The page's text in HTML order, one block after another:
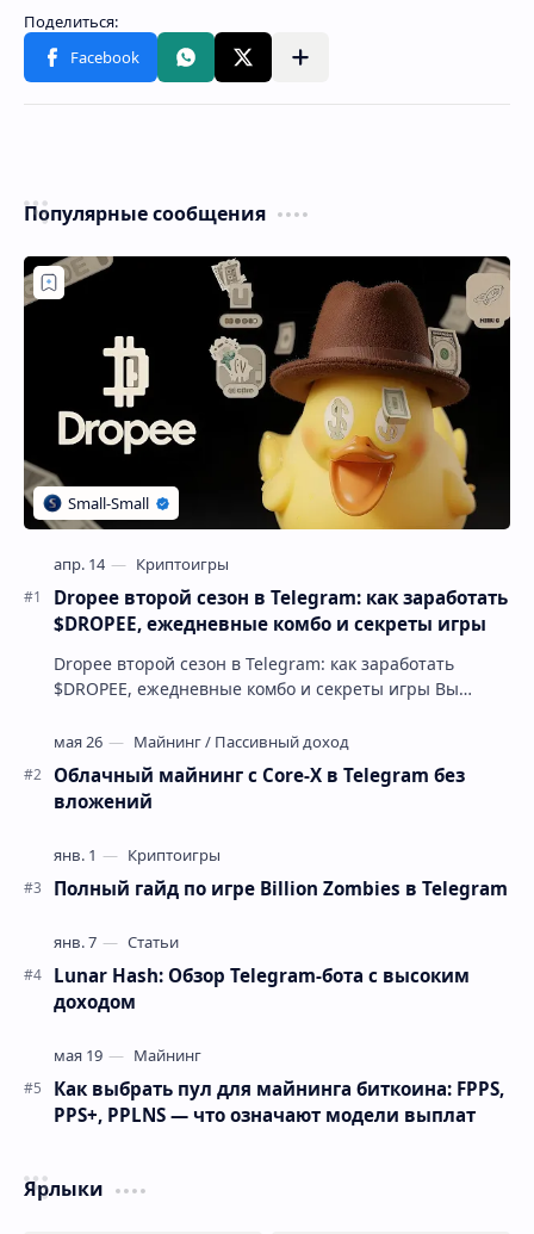
Популярные сообщения
Dropee второй сезон в Telegram: как заработать
$DROPEE, ежедневные комбо и секреты игры
Dropee второй сезон в Telegram: как заработать
$DROPEE, ежедневные комбо и секреты игры Вы
Облачный майнинг с Core-X в Telegram без
вложений
Полный гайд по игре Billion Zombies в Telegram
Lunar Hash: Обзор Telegram-бота с высоким
доходом
Как выбрать пул для майнинга биткоина: FPPS,
PPS+, PPLNS — что означают модели выплат
Ярлыки